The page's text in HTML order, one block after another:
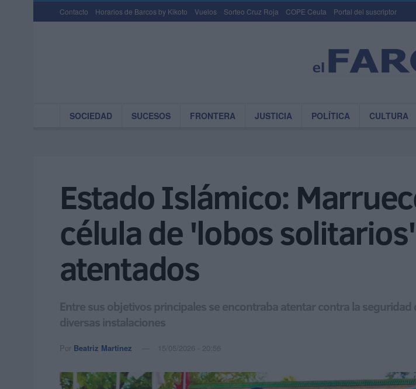
Contacto Horarios de Barcos by Kikoto Vuelos Sorteo Cruz Roja COPE Ceuta Portal del suscriptor
SOCIEDAD SUCESOS FRONTERA JUSTICIA POLÍTICA CULTURA
Estado Islámico:
célula de 'lobos
atentados
Entre sus objetivos principales se encontraba atentar contra la
diversas instalaciones
Por Beatriz Martínez 15/05/2026 - 20:56